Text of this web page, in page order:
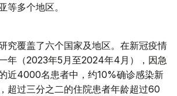
等多个地区。
究覆盖了六个国家及地区。在新冠疫情
年（2023年5月至2024年4月），因急
近4000名患者中，约10%确诊感染新
超过三分之二的住院患者年龄超过60